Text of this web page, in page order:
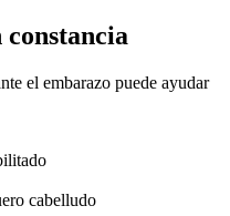
constancia
el embarazo puede ayudar
cabelludo